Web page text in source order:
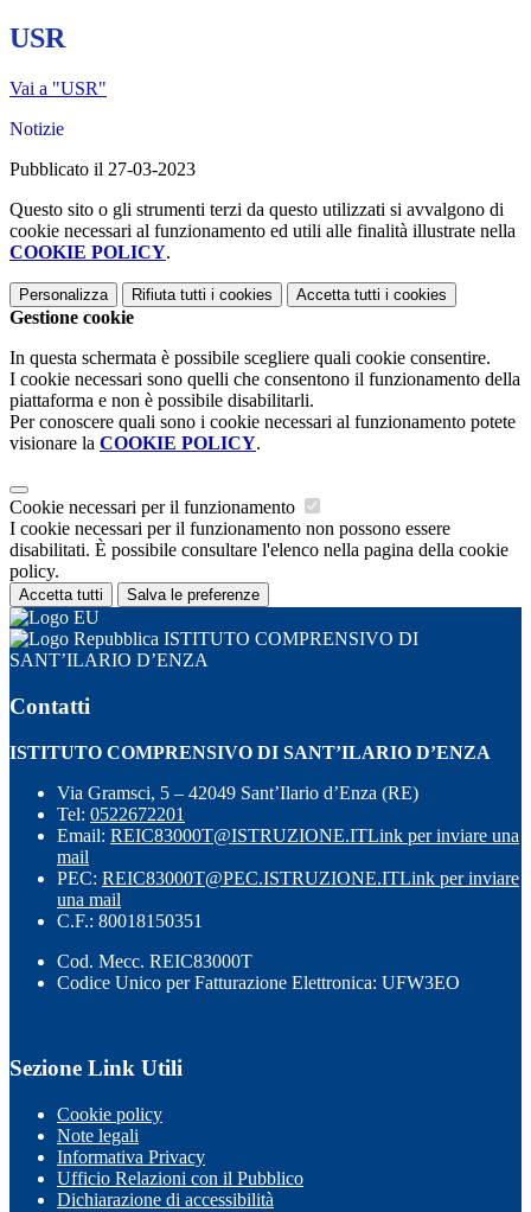
USR
Vai a "USR"
Notizie
Pubblicato il 27-03-2023
Questo sito o gli strumenti terzi da questo utilizzati si avvalgono di
cookie necessari al funzionamento ed utili alle finalità illustrate nella
COOKIE POLICY.
Personalizza Rifiuta tutti i cookies Accetta tutti i cookies
Gestione cookie
In questa schermata è possibile scegliere quali cookie consentire.
I cookie necessari sono quelli che consentono il funzionamento della
piattaforma e non è possibile disabilitarli.
Per conoscere quali sono i cookie necessari al funzionamento potete
visionare la COOKIE POLICY.
Cookie necessari per il funzionamento
I cookie necessari per il funzionamento non possono essere
disabilitati. È possibile consultare l'elenco nella pagina della cookie
policy.
Accetta tutti Salva le preferenze
ISTITUTO COMPRENSIVO DI
SANT’ILARIO D’ENZA
Contatti
ISTITUTO COMPRENSIVO DI SANT’ILARIO D’ENZA
Via Gramsci, 5 – 42049 Sant’Ilario d’Enza (RE)
Tel: 0522672201
Email: REIC83000T@ISTRUZIONE.ITLink per inviare una
mail
PEC: REIC83000T@PEC.ISTRUZIONE.ITLink per inviare
una mail
C.F.: 80018150351
Cod. Mecc. REIC83000T
Codice Unico per Fatturazione Elettronica: UFW3EO
Sezione Link Utili
Cookie policy
Note legali
Informativa Privacy
Ufficio Relazioni con il Pubblico
Dichiarazione di accessibilità